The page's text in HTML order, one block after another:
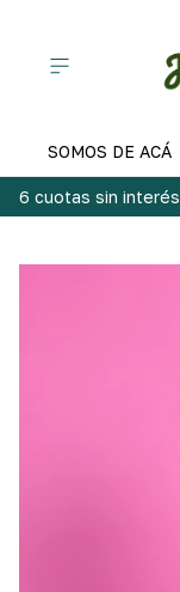
SOMOS DE ACÁ
6 cuotas sin interés